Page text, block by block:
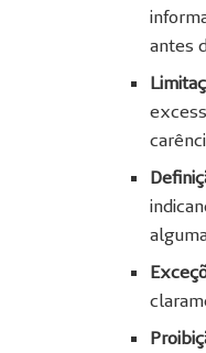
antes